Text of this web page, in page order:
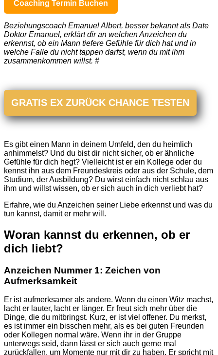
Coaching Termin Buchen
Beziehungscoach Emanuel Albert, besser bekannt als Date
Doktor Emanuel, erklärt dir an welchen Anzeichen du
erkennst, ob ein Mann tiefere Gefühle für dich hat und in
welche Falle du nicht tappen darfst, wenn du mit ihm
zusammenkommen willst. #
GRATIS EX ZURÜCK CHANCE TESTEN
Es gibt einen Mann in deinem Umfeld, den du heimlich
anhimmelst? Und du bist dir nicht sicher, ob er ähnliche
Gefühle für dich hegt? Vielleicht ist er ein Kollege oder du
kennst ihn aus dem Freundeskreis oder aus der Schule, dem
Studium, der Ausbildung? Du wirst einfach nicht schlau aus
ihm und willst wissen, ob er sich auch in dich verliebt hat?
Erfahre, wie du Anzeichen seiner Liebe erkennst und was du
tun kannst, damit er mehr will.
Woran kannst du erkennen, ob er
dich liebt?
Anzeichen Nummer 1: Zeichen von
Aufmerksamkeit
Er ist aufmerksamer als andere. Wenn du einen Witz machst,
lacht er lauter, lacht er länger. Er freut sich mehr über die
Dinge, die du mitbringst. Kurz, er ist viel offener. Du merkst,
es ist immer ein bisschen mehr, als es bei guten Freunden
oder Kollegen normal wäre. Wenn ihr in der Gruppe
unterwegs seid, dann lässt er sich auch gerne mal
zurückfallen, um Momente nur mit dir zu haben. Er spricht mit